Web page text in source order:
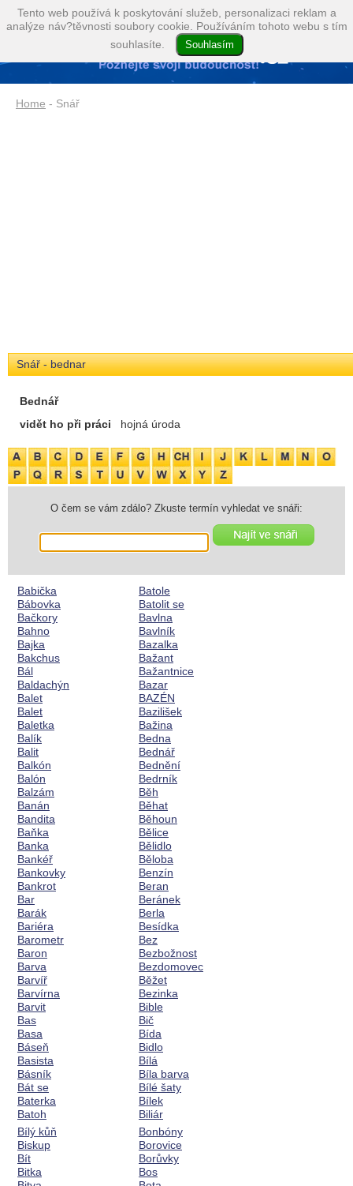
Home - Snář
Snář - bednar
Bednář
vidět ho při práci
hojná úroda
O čem se vám zdálo? Zkuste termín vyhledat ve snáři:
Babička
Bábovka
Bačkory
Bahno
Bajka
Bakchus
Bál
Baldachýn
Balet
Balet
Baletka
Balík
Balit
Balkón
Balón
Balzám
Banán
Bandita
Baňka
Banka
Bankéř
Bankovky
Bankrot
Bar
Barák
Bariéra
Barometr
Baron
Barva
Barvíř
Barvírna
Barvit
Bas
Basa
Báseň
Basista
Básník
Bát se
Baterka
Batoh
Batole
Batolit se
Bavlna
Bavlník
Bazalka
Bažant
Bažantnice
Bazar
BAZÉN
Bazilišek
Bažina
Bedna
Bednář
Bednění
Bedrník
Běh
Běhat
Běhoun
Bělice
Bělidlo
Běloba
Benzín
Beran
Beránek
Berla
Besídka
Bez
Bezbožnost
Bezdomovec
Běžet
Bezinka
Bible
Bič
Bída
Bidlo
Bílá
Bíla barva
Bílé šaty
Bílek
Biliár
Bílý kůň
Biskup
Bít
Bitka
Bonbóny
Borovice
Borůvky
Bos
Tento web používá k poskytování služeb, personalizaci reklam a
analýze náv?těvnosti soubory cookie. Používáním tohoto webu s tím
souhlasíte.